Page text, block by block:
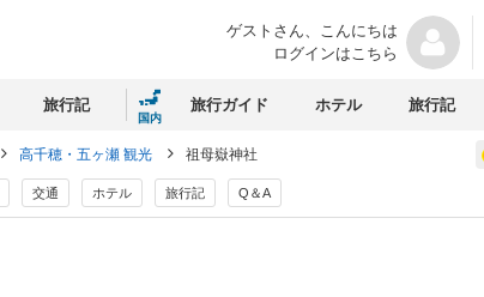
ゲストさん、 こんにちは
ログインはこちら
旅行記
国内
旅行ガイド ホテル 旅行記
高千穂・五ヶ瀬 観光 祖母嶽神社
交通 ホテル 旅行記 Q＆A